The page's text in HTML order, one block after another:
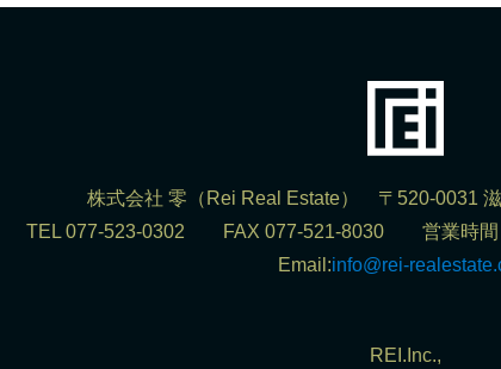
株式会社 零（Rei Real Estate） 〒520-0031
TEL 077-523-0302 FAX 077-521-8030 営業時間
Email:info@rei-
REI.Inc.,